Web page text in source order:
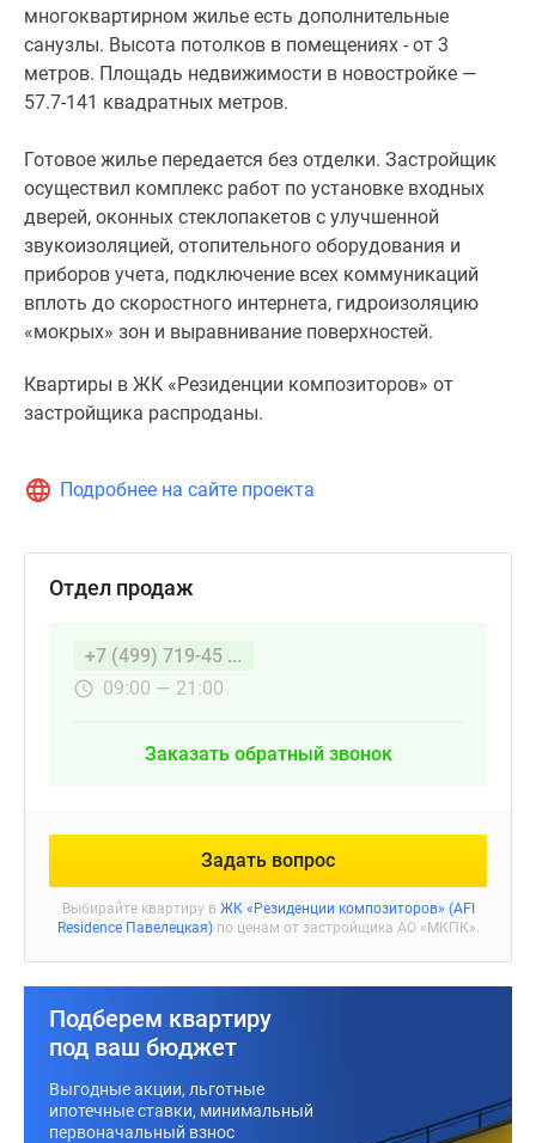
многоквартирном жилье есть дополнительные
санузлы. Высота потолков в помещениях - от 3
метров. Площадь недвижимости в новостройке —
57.7-141 квадратных метров.
Готовое жилье передается без отделки. Застройщик
осуществил комплекс работ по установке входных
дверей, оконных стеклопакетов с улучшенной
звукоизоляцией, отопительного оборудования и
приборов учета, подключение всех коммуникаций
вплоть до скоростного интернета, гидроизоляцию
«мокрых» зон и выравнивание поверхностей.
Квартиры в ЖК «Резиденции композиторов» от
застройщика распроданы.
Подробнее на сайте проекта
Отдел продаж
+7 (499) 719-45 ...
09:00 — 21:00
Заказать обратный звонок
Задать вопрос
Выбирайте квартиру в ЖК «Резиденции композиторов» (AFI
Residence Павелецкая)по ценам от застройщика АО «МКПК».
Подберем квартиру
под ваш бюджет
Выгодные акции, льготные
ипотечные ставки, минимальный
первоначальный взнос